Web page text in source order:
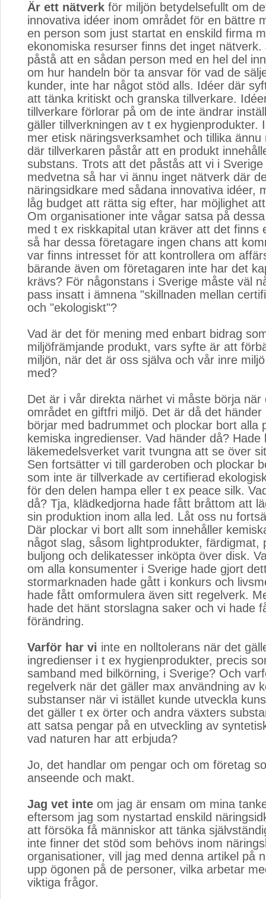
Är ett nätverk för miljön betydelsefullt om
innovativa idéer inom området för en bättre
en person som just startat en enskild firma
ekonomiska resurser finns det inget nätverk.
påstå att en sådan person med en hel del
om hur handeln bör ta ansvar för vad de
kunder, inte har något stöd alls. Idéer där
att tänka kritiskt och granska tillverkare.
tillverkare förlorar på om de inte ändrar
gäller tillverkningen av t ex hygienprodukter.
mer etisk näringsverksamhet och tillika ännu
där tillverkaren påstår att en produkt
substans. Trots att det påstås att vi i
medvetna så har vi ännu inget nätverk där
näringsidkare med sådana innovativa idéer,
låg budget att rätta sig efter, har möjlighet
Om organisationer inte vågar satsa på
med t ex riskkapital utan kräver att det finns
så har dessa företagare ingen chans att
var finns intresset för att kontrollera om
bärande även om företagaren inte har det
krävs? För någonstans i Sverige måste väl
pass insatt i ämnena "skillnaden mellan
och "ekologiskt"?
Vad är det för mening med enbart bidrag
miljöfrämjande produkt, vars syfte är att
miljön, när det är oss själva och vår inre
med?
Det är i vår direkta närhet vi måste börja när
området en giftfri miljö. Det är då det
börjar med badrummet och plockar bort alla
kemiska ingredienser. Vad händer då? Hade
läkemedelsverket varit tvungna att se över
Sen fortsätter vi till garderoben och plockar
som inte är tillverkade av certifierad
för den delen hampa eller t ex peace silk.
då? Tja, klädkedjorna hade fått bråttom att
sin produktion inom alla led. Låt oss nu
Där plockar vi bort allt som innehåller
något slag, såsom lightprodukter, färdigmat,
buljong och delikatesser inköpta över disk.
om alla konsumenter i Sverige hade gjort
stormarknaden hade gått i konkurs och
hade fått omformulera även sitt regelverk.
hade det hänt storslagna saker och vi hade
förändring.
Varför har vi inte en nolltolerans när det
ingredienser i t ex hygienprodukter, precis
samband med bilkörning, i Sverige? Och
regelverk när det gäller max användning av
substanser när vi istället kunde utveckla
det gäller t ex örter och andra växters
att satsa pengar på en utveckling av
vad naturen har att erbjuda?
Jo, det handlar om pengar och om företag
anseende och makt.
Jag vet inte om jag är ensam om mina
eftersom jag som nystartad enskild
att försöka få människor att tänka
inte finner det stöd som behövs inom
organisationer, vill jag med denna artikel på
upp ögonen på de personer, vilka arbetar
viktiga frågor.